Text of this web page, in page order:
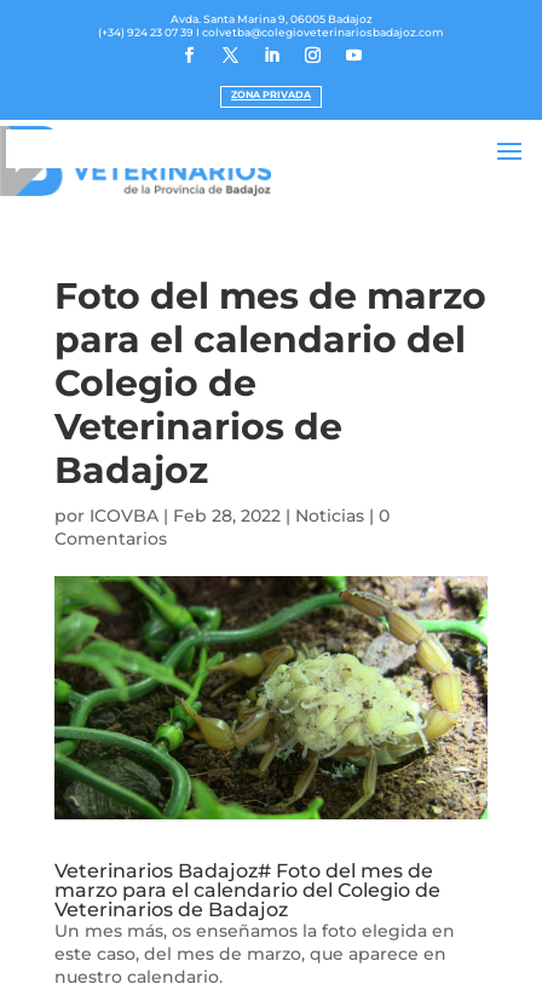
Avda. Santa Marina 9, 06005 Badajoz
(+34) 924 23 07 39 I colvetba@colegioveterinariosbadajoz.com
ZONA PRIVADA
Foto del mes de marzo
para el calendario del
Colegio de
Veterinarios de
Badajoz
por ICOVBA| Feb 28, 2022 | Noticias| 0
Comentarios
Veterinarios Badajoz# Foto del mes de
marzo para el calendario del Colegio de
Veterinarios de Badajoz
Un mes más, os enseñamos la foto elegida en
este caso, del mes de marzo, que aparece en
nuestro calendario.